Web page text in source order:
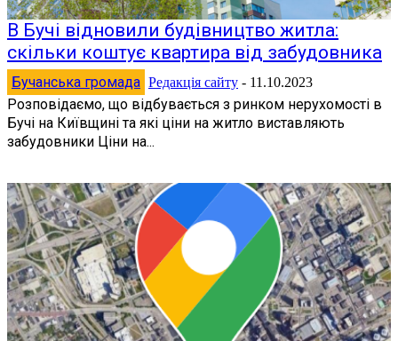
В Бучі відновили будівництво житла:
скільки коштує квартира від забудовника
Бучанська громада Редакція сайту - 11.10.2023
Розповідаємо, що відбувається з ринком нерухомості в
Бучі на Київщині та які ціни на житло виставляють
забудовники Ціни на...